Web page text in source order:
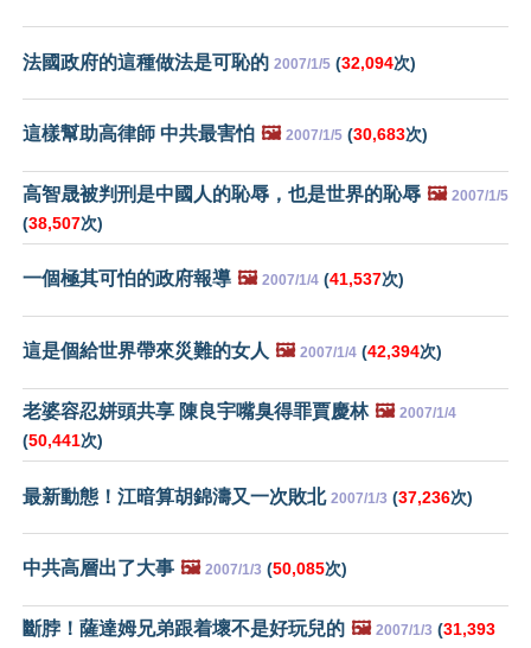
法國政府的這種做法是可恥的 2007/1/5 (32,094次)
這樣幫助高律師 中共最害怕 🖼️ 2007/1/5 (30,683次)
高智晟被判刑是中國人的恥辱，也是世界的恥辱 🖼️ 2007/1/5
(38,507次)
一個極其可怕的政府報導 🖼️ 2007/1/4 (41,537次)
這是個給世界帶來災難的女人 🖼️ 2007/1/4 (42,394次)
老婆容忍姘頭共享 陳良宇嘴臭得罪賈慶林 🖼️ 2007/1/4
(50,441次)
最新動態！江暗算胡錦濤又一次敗北 2007/1/3 (37,236次)
中共高層出了大事 🖼️ 2007/1/3 (50,085次)
斷脖！薩達姆兄弟跟着壞不是好玩兒的 🖼️ 2007/1/3 (31,393